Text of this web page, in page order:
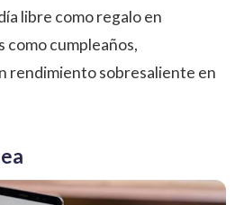
libre como regalo en
como cumpleaños,
rendimiento sobresaliente en